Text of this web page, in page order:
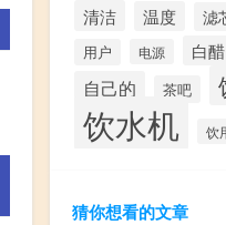
清洁 温度 滤
用户
电源 白醋
自己的 茶吧
饮水机 饮
猜你想看的文章